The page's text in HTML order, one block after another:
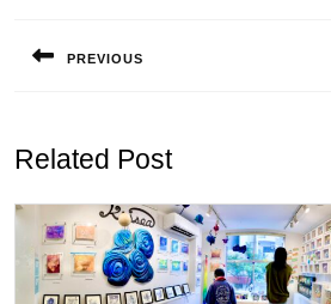
ナ
ゲ
ー
シ
ョ
ン
PREVIOUS
Related Post